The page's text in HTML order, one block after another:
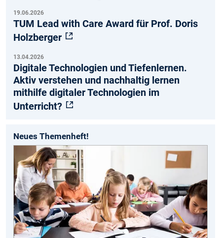
19.06.2026
TUM Lead with Care Award für Prof. Doris
Holzberger
13.04.2026
Digitale Technologien und Tiefenlernen.
Aktiv verstehen und nachhaltig lernen
mithilfe digitaler Technologien im
Unterricht?
Neues Themenheft!